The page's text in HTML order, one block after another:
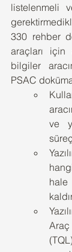
listelenmeli
330 rehber
araçları için
bilgiler
PSAC
ve